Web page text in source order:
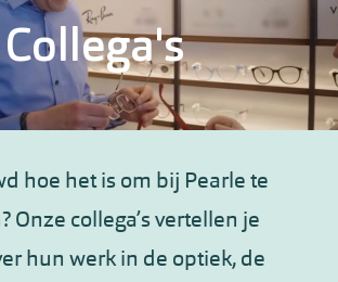
Collega's
hoe het is om bij Pearle te
Onze collega’s vertellen je
hun werk in de optiek, de